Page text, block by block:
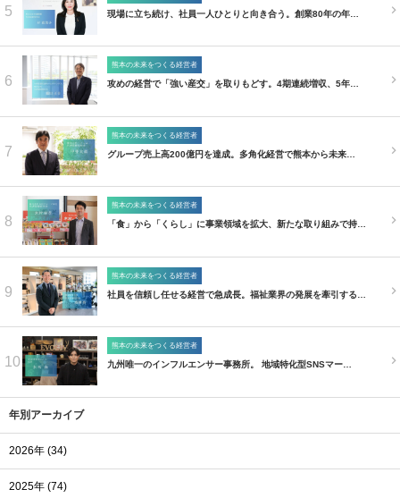
5 現場に立ち続け、社員一人ひとりと向き合う。創業80年の年…
6
熊本の未来をつくる経営者
攻めの経営で「強い産交」を取りもどす。4期連続増収、5年…
7
熊本の未来をつくる経営者
グループ売上高200億円を達成。多角化経営で熊本から未来…
8
熊本の未来をつくる経営者
「食」から「くらし」に事業領域を拡大、新たな取り組みで持…
9
熊本の未来をつくる経営者
社員を信頼し任せる経営で急成長。福祉業界の発展を牽引する…
10
熊本の未来をつくる経営者
九州唯一のインフルエンサー事務所。 地域特化型SNSマー…
年別アーカイブ
2026年 (34)
2025年 (74)